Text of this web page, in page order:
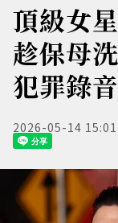
頂級女
趁保母
犯罪錄
2026-05-14 15:01